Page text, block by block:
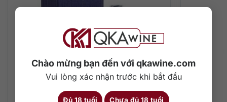
Chào mừng bạn đến với qkawine.com
Vui lòng xác nhận trước khi bắt đầu
Đủ 18 tuổi Chưa đủ 18 tuổi
Thương hiệu:Jack Daniel’s
Phân loại:Tennessee Whiskey
40%